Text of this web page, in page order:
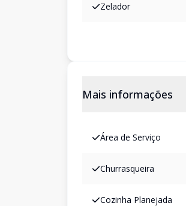
Zelador
Mais informações
Área de Serviço
Churrasqueira
Cozinha Planejada